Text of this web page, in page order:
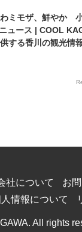
ミモザ、鮮やか
ュース | COOL
する香川の観光情
社について
お
情報について
All rights